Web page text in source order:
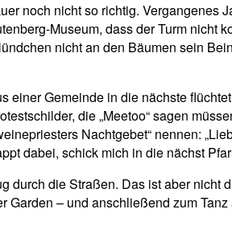
noch nicht so richtig. Vergangenes
Museum, dass der Turm nicht
nicht an den Bäumen sein
Gemeinde in die nächste
die „Meetoo“ sagen
Nachtgebet“ nennen:
dabei, schick mich in die nächst
durch die Straßen. Das ist aber nicht
– und anschließend zum Tanz